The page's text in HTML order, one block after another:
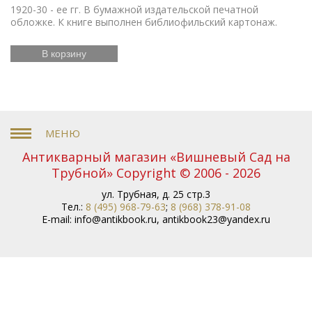
1920-30 - ее гг. В бумажной издательской печатной
обложке. К книге выполнен библиофильский картонаж.
В корзину
Антикварный магазин «Вишневый Сад на
Трубной» Copyright © 2006 - 2026
ул. Трубная, д. 25 стр.3
Тел.: 8 (495) 968-79-63; 8 (968) 378-91-08
E-mail: info@antikbook.ru, antikbook23@yandex.ru